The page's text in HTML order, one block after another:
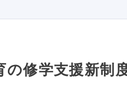
修学支援新制